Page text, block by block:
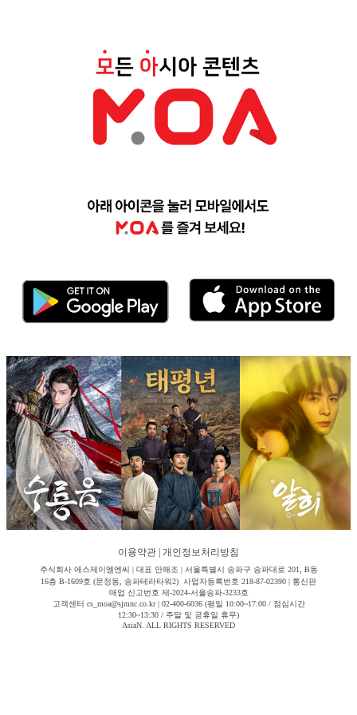
이용약관 개인정보처리방침
주식회사 에스제이엠엔씨 | 대표 안해조 | 서울특별시 송파구 송파대로 201, B동
16층 B-1609호 (문정동, 송파테라타워2) 사업자등록번호 218-87-02390 | 통신판
매업 신고번호 제-2024-서울송파-3233호
고객센터 cs_moa@sjmnc.co.kr | 02-400-6036 (평일 10:00~17:00 / 점심시간
12:30~13:30 / 주말 및 공휴일 휴무)
AsiaN. ALL RIGHTS RESERVED